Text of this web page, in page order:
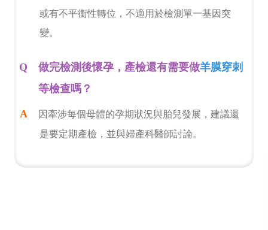
或有不平衡性轉位，不適用於檢測單一基因突
變。
做完檢測後懷孕，產檢還有需要做羊膜穿刺
等檢查嗎？
因牽涉每個母體的孕期狀況與胎兒發展，建議還
是要定期產檢，並與婦產科醫師討論。